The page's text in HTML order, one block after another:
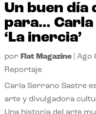
Un buen día
para…
‘La inercia’
por Flat Magazine |Ago
Reportaje
Carla Serrano Sastre
arte y divulgadora
Una historia del arte